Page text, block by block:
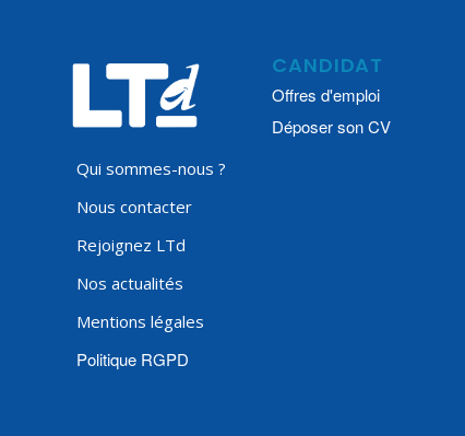
Qui sommes-nous ?
Nous contacter
Rejoignez LTd
Nos actualités
Mentions légales
Politique RGPD
CANDIDAT
Offres d'emploi
Déposer son CV